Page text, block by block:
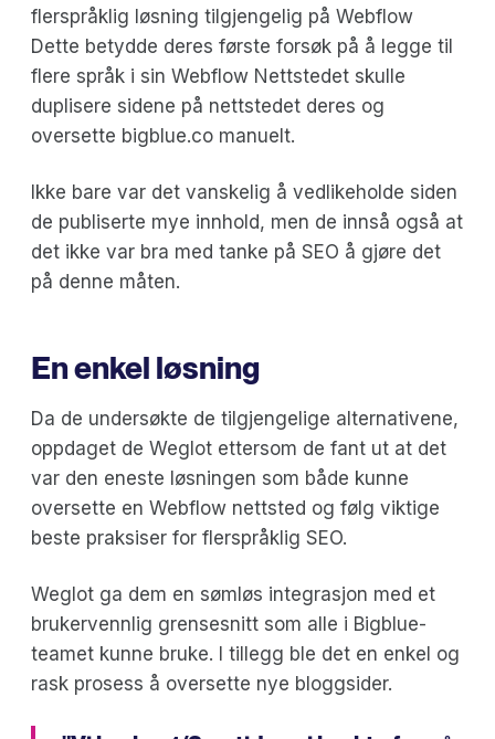
flerspråklig løsning tilgjengelig på Webflow
Dette betydde deres første forsøk på å legge til
flere språk i sin Webflow Nettstedet skulle
duplisere sidene på nettstedet deres og
oversette bigblue.co manuelt.
Ikke bare var det vanskelig å vedlikeholde siden
de publiserte mye innhold, men de innså også at
det ikke var bra med tanke på SEO å gjøre det
på denne måten.
En enkel løsning
Da de undersøkte de tilgjengelige alternativene,
oppdaget de Weglot ettersom de fant ut at det
var den eneste løsningen som både kunne
oversette en Webflow nettsted og følg viktige
beste praksiser for flerspråklig SEO.
Weglot ga dem en sømløs integrasjon med et
brukervennlig grensesnitt som alle i Bigblue-
teamet kunne bruke. I tillegg ble det en enkel og
rask prosess å oversette nye bloggsider.